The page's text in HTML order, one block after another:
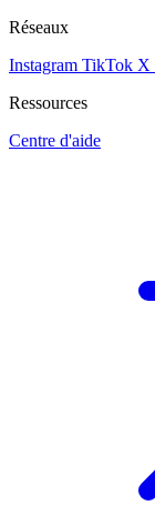
Réseaux
Instagram TikTok X
Ressources
Centre d'aide